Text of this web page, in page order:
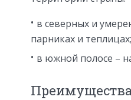
в северных и
парниках и теплицах;
в южной полосе –